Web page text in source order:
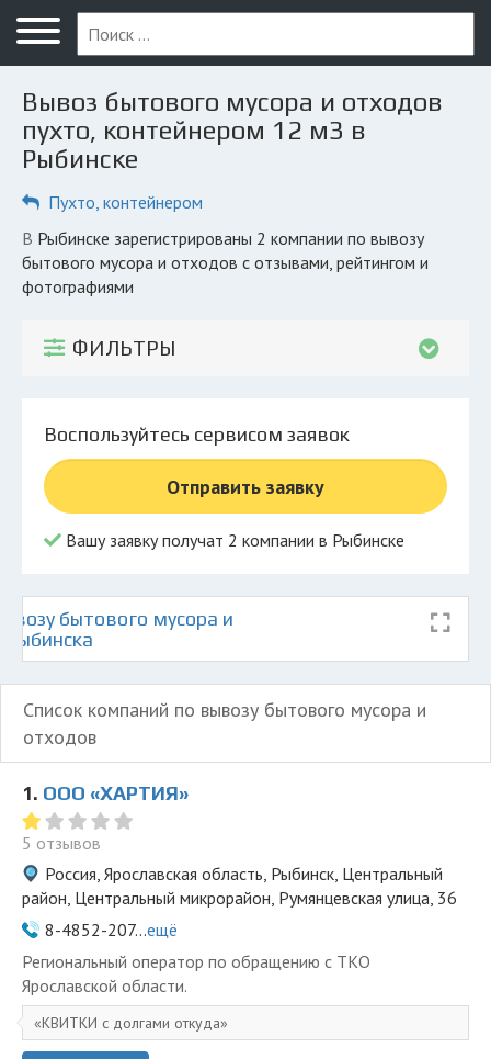
Меню
Главная
Вопрос юристу
Рыбинск
ПОЛЬЗОВАТЕЛЯМ
Компании
Экоблог
Личный кабинет
Вывоз бытового мусора и отходов
пухто, контейнером 12 м3 в
Рыбинске
Пухто, контейнером
в Рыбинске зарегистрированы 2 компании по вывозу
бытового мусора и отходов с отзывами, рейтингом и
фотографиями
ФИЛЬТРЫ
Воспользуйтесь сервисом заявок
Отправить заявку
Вашу заявку получат 2 компании в Рыбинске
бытового мусора и
Рыбинска
Список компаний по вывозу бытового мусора и
отходов
1. ООО «ХАРТИЯ»
5 отзывов
Россия, Ярославская область, Рыбинск, Центральный
район, Центральный микрорайон, Румянцевская улица, 36
8-4852-207...ещё
Региональный оператор по обращению с ТКО
Ярославской области.
КВИТКИ с долгами откуда